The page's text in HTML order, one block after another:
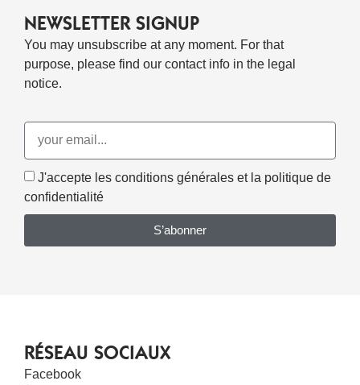
NEWSLETTER SIGNUP
You may unsubscribe at any moment. For that
purpose, please find our contact info in the legal
notice.
J'accepte les conditions générales et la politique de
confidentialité
S’abonner
RÉSEAU SOCIAUX
Facebook